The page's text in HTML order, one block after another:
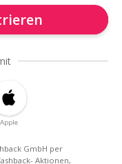
Apple
GmbH per
Aktionen,